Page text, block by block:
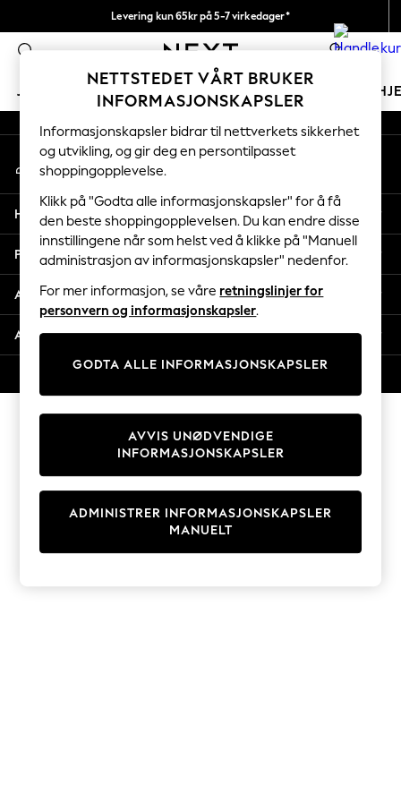
Levering kun 65kr på 5-7 virkedager*
Vi betaler alle tollavgifter 0
JENTER GUTTER BABY KVINNER
GIRLS
New In
50 - 92cm (0 - 24 months)
98 - 110cm (3 - 5 years)
116 - 134cm (6 - 9 years)
140 - 174cm (10 - 15+ years)
Trending: Top & Short Sets
Trending: Clogs
Toy Story
THE SET
Coats & Jackets
Sweatshirts & Hoodies
Knitwear
Cardigans
Dresses
Sets & Outfits
T-Shirts
An error occurred on client
Våre sosiale nettverk
Min konto
Logg inn på kontoen din
Hjelp
Personvern & Juridisk
Avdelinger
Andre tjenester
NETTSTEDET VÅRT BRUKER
INFORMASJONSKAPSLER
Informasjonskapsler bidrar til nettverkets sikkerhet
og utvikling, og gir deg en persontilpasset
shoppingopplevelse.
Klikk på "Godta alle informasjonskapsler" for å få
den beste shoppingopplevelsen. Du kan endre disse
innstillingene når som helst ved å klikke på "Manuell
administrasjon av informasjonskapsler" nedenfor.
For mer informasjon, se våre retningslinjer for
personvern og informasjonskapsler.
GODTA ALLE INFORMASJONSKAPSLER
ADMINISTRER INFORMASJONSKAPSLER
MANUELT
AVVIS UNØDVENDIGE
INFORMASJONSKAPSLER